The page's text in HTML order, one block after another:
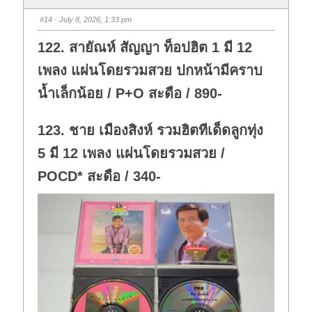
d
o
n
.
u
p
#14 · July 8, 2026, 1:33 pm
122. สายัณห์ สัญญา ท็อปฮิต 1 มี 12
เพลง แผ่นโดยรวมสวย ปกหน้ามีคราบ
น้ำเล็กน้อย / P+O สะดือ / 890-
123. ชาย เมืองสิงห์ รวมฮิตทีเด็ดลูกทุ่ง
5 มี 12 เพลง แผ่นโดยรวมสวย /
POCD* สะดือ / 340-